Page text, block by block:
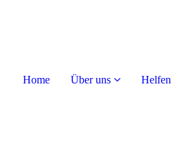
Home Über uns Helfen